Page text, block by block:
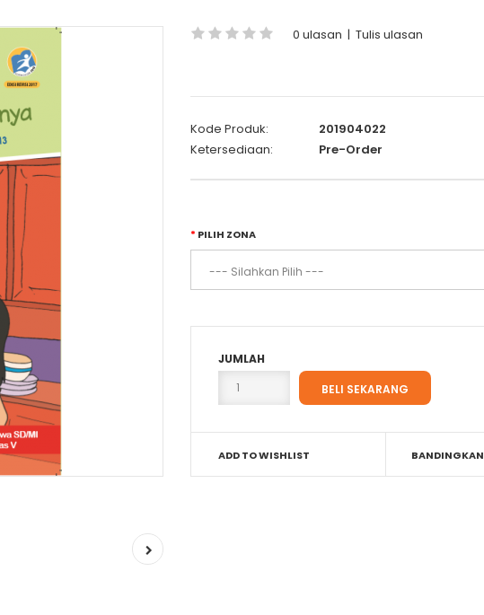
0 ulasan | Tulis ulasan
Kode Produk:
201904022
Ketersediaan:
Pre-Order
PILIH ZONA
JUMLAH
ADD TO WISHLIST BANDINGKAN